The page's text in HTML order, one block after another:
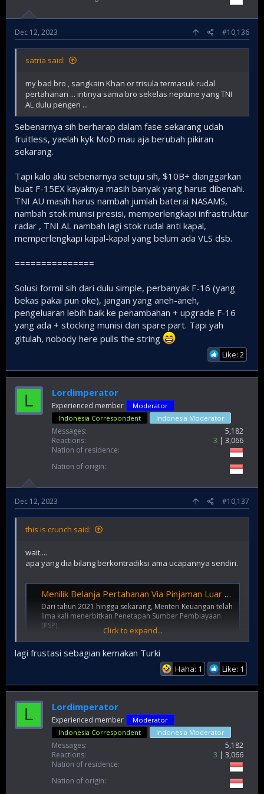
Dec 12, 2023 #10,136
satria said:
my bad bro , sangkain Khan or trisula termasuk rudal
pertahanan ... intinya sama bro sekelas neptune yang TNI
AL dulu pengen ...
Sebenarnya sih berharap dalam fase sekarang udah
fruitless, yaelah kyk MoD mau aja berubah pikiran
sekarang.
Tapi kalo aku sebenarnya setuju sih, $10B+ dianggarkan
buat F-15EX kayaknya masih banyak yang harus dibenahi.
TNI AU masih harus nambah jumlah baterai NASAMS,
nambah stok munisi presisi, memperlengkapi infrastruktur
radar , TNI AL nambah lagi stok rudal anti kapal,
memperlengkapi kapal-kapal yang belum ada VLS dsb.
===============
Solusi formil sih dari dulu simple, perbanyak F-16 (yang
bekas pakai pun oke), jangan yang aneh-aneh,
pengeluaran lebih baik ke penambahan + upgrade F-16
yang ada + stocking munisi dan spare part. Tapi yah
gitulah, nobody here pulls the string
Like: 2
L Lordimperator
Experienced member
Moderator
Indonesia Correspondent
Indonesia Moderator
Messages
5,182
Reactions
3
3,066
Nation of residence
Nation of origin
Dec 12, 2023 #10,137
this is crunch said:
wait....
apa yang dia bilang berkontradiksi ama ucapannya sendiri.
Menilik Belanja Pertahanan Via Pinjaman Luar Negeri Tahun Ini
Dari tahun 2021 hingga sekarang, Menteri Keuangan telah
lima kali menerbitkan Penetapan Sumber Pembiayaan
(PSP).
Pada Minimum Essential Force (MEF) tahap ketiga yakni
periode 2020-2024, pemerintah mengalokasikan Pinjaman
Luar Negeri (PLN) senilai US$ 20,7 miliar untuk modernisasi
kekuatan pertahanan yang dilaksanakan oleh
Kementerian Pertahanan. Alokasi tersebut meningkat
hampir tiga kali lipat dari alokasi PLN pada MEF tahap kedua
pada kerangka waktu 2015-2019 yang hanya sebesar US$
7,7 miliar.
Pada tahun 2021, PSP terbit dua kali, yaitu pertama sebesar
terbitnya PSP 2021, khususnya PSP pertama, Kemenhan
Click to expand...
lagi frustasi sebagian kemakan Turki
Haha: 1 Like: 1
L Lordimperator
Experienced member
Moderator
Indonesia Correspondent
Indonesia Moderator
Messages
5,182
Reactions
3
3,066
Nation of residence
Nation of origin